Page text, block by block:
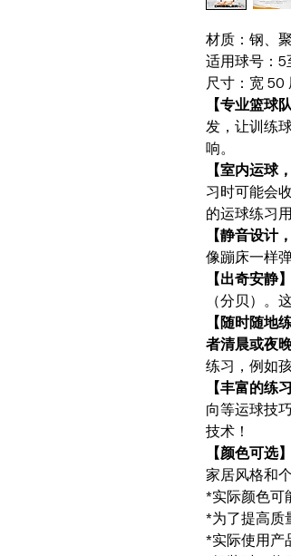
材质：钢、
适用球号：5
尺寸：宽 50
【专业篮球
发，让训练
响。
【室内运球
习时可能会
的运球练习
【静音设计
像蹦床一样
【出奇安静】
（分贝）。
【随时随地
者清晨或夜
练习，例如
【丰富的练
向等运球技
技术！
【颜色可选】
家居风格和
*实际颜色可
*为了提高质
*实际使用产